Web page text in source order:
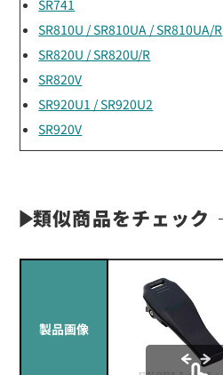
SR741
SR810U / SR810UA / SR810UA/R
SR820U / SR820U/R
SR820V
SR920U1 / SR920U2
SR920V
類似商品をチェック
製品画像